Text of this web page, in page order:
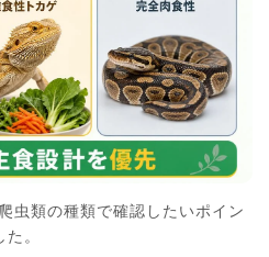
虫類の種類で確認したいポイン
。